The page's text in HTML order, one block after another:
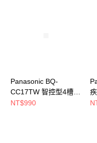
Panasonic BQ-
CC17TW 智控型4槽充
電器 + eneloop 3號鎳
NT$990
+